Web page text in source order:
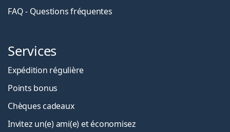
FAQ - Questions fréquentes
Services
Expédition régulière
Points bonus
Chèques cadeaux
Invitez un(e) ami(e) et économisez